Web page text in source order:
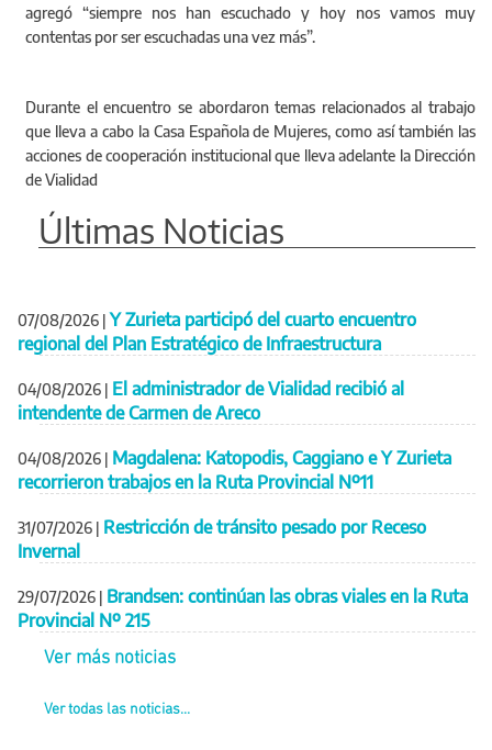
agregó “siempre nos han escuchado y hoy nos vamos muy
contentas por ser escuchadas una vez más”.
Durante el encuentro se abordaron temas relacionados al trabajo
que lleva a cabo la Casa Española de Mujeres, como así también las
acciones de cooperación institucional que lleva adelante la Dirección
de Vialidad
Últimas Noticias
07/08/2026 | Y Zurieta participó del cuarto encuentro
regional del Plan Estratégico de Infraestructura
04/08/2026 | El administrador de Vialidad recibió al
intendente de Carmen de Areco
04/08/2026 | Magdalena: Katopodis, Caggiano e Y Zurieta
recorrieron trabajos en la Ruta Provincial Nº11
31/07/2026 | Restricción de tránsito pesado por Receso
Invernal
29/07/2026 | Brandsen: continúan las obras viales en la Ruta
Provincial Nº 215
Ver más noticias
Ver todas las noticias...